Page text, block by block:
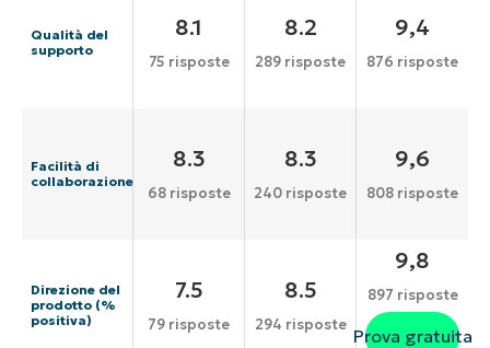
Qualità del
supporto
8.1
75 risposte
8.2
289 risposte
9,4
876 risposte
Facilità di
collaborazione
8.3
68 risposte
8.3
240 risposte
9,6
808 risposte
Direzione del
prodotto (%
positiva)
7.5
79 risposte
8.5
294 risposte
9,8
897 risposte
Prova gratuita